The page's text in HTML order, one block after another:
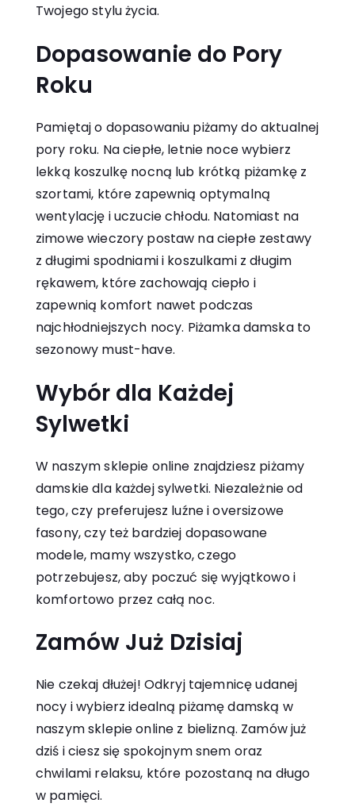
Twojego stylu życia.
Dopasowanie do Pory
Roku
Pamiętaj o dopasowaniu piżamy do aktualnej
pory roku. Na ciepłe, letnie noce wybierz
lekką koszulkę nocną lub krótką piżamkę z
szortami, które zapewnią optymalną
wentylację i uczucie chłodu. Natomiast na
zimowe wieczory postaw na ciepłe zestawy
z długimi spodniami i koszulkami z długim
rękawem, które zachowają ciepło i
zapewnią komfort nawet podczas
najchłodniejszych nocy. Piżamka damskato
sezonowy must-have.
Wybór dla Każdej
Sylwetki
W naszym sklepie online znajdziesz piżamy
damskie dla każdej sylwetki. Niezależnie od
tego, czy preferujesz luźne i oversizowe
fasony, czy też bardziej dopasowane
modele, mamy wszystko, czego
potrzebujesz, aby poczuć się wyjątkowo i
komfortowo przez całą noc.
Zamów Już Dzisiaj
Nie czekaj dłużej! Odkryj tajemnicę udanej
nocy i wybierz idealną piżamę damską w
naszym sklepie online z bielizną. Zamów już
dziś i ciesz się spokojnym snem oraz
chwilami relaksu, które pozostaną na długo
w pamięci.